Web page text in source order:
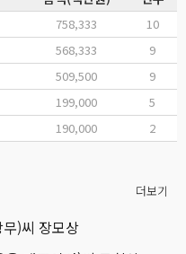
758,333
10
568,333
9
509,500
9
199,000
5
190,000 2
더보기
)씨 장모상